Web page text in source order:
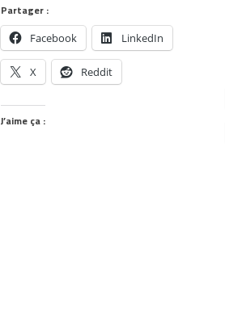
Partager :
Facebook LinkedIn
X Reddit
J’aime ça :